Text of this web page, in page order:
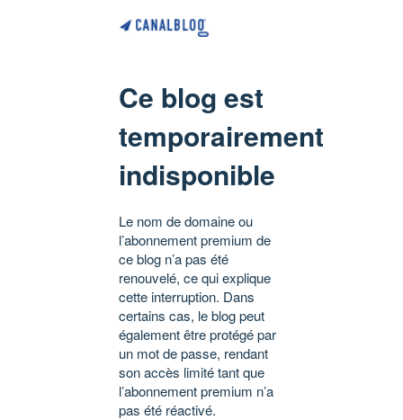
Ce blog est
temporairement
indisponible
Le nom de domaine ou
l’abonnement premium de
ce blog n’a pas été
renouvelé, ce qui explique
cette interruption. Dans
certains cas, le blog peut
également être protégé par
un mot de passe, rendant
son accès limité tant que
l’abonnement premium n’a
pas été réactivé.